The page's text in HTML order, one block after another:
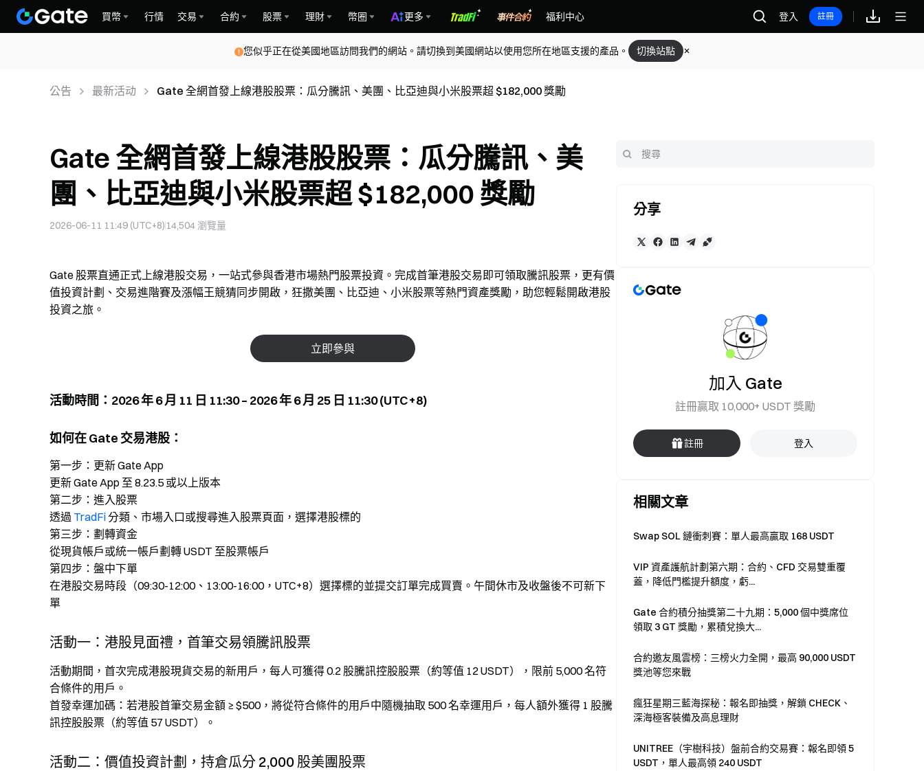
買幣 行情 交易 合約 股票 理財 幣圈 更多 福利中心 登入 註冊
您似乎正在從美國地區訪問我們的網站。請切換到美國網站以使用您所在地區支援的產品。 切換站點
公告 最新活动 Gate 全網首發上線港股股票：瓜分騰訊、美團、比亞迪與小米股票超 $182,000 獎勵
Gate 全網首發上線港股股票：瓜分騰訊、美
團、比亞迪與小米股票超 $182,000 獎勵
2026-06-11 11:49 (UTC+8) 14,504 瀏覽量
Gate 股票直通正式上線港股交易，一站式參與香港市場熱門股票投資。完成首筆港股交易即可領取騰訊股票，更有價
值投資計劃、交易進階賽及漲幅王競猜同步開啟，狂撒美團、比亞迪、小米股票等熱門資產獎勵，助您輕鬆開啟港股
投資之旅。
立即參與
活動時間：2026 年 6 月 11 日 11:30 – 2026 年 6 月 25 日 11:30 (UTC+8)
如何在 Gate 交易港股：
第一步：更新 Gate App
更新 Gate App 至 8.23.5 或以上版本
第二步：進入股票
透過 TradFi分類、市場入口或搜尋進入股票頁面，選擇港股標的
第三步：劃轉資金
從現貨帳戶或統一帳戶劃轉 USDT 至股票帳戶
第四步：盤中下單
在港股交易時段（09:30-12:00、13:00-16:00，UTC+8）選擇標的並提交訂單完成買賣。午間休市及收盤後不可新下
單
活動一：港股見面禮，首筆交易領騰訊股票
活動期間，首次完成港股現貨交易的新用戶，每人可獲得 0.2 股騰訊控股股票（約等值 12 USDT），限前 5,000 名符
合條件的用戶。
首發幸運加碼：若港股首筆交易金額 ≥ $500，將從符合條件的用戶中隨機抽取 500 名幸運用戶，每人額外獲得 1 股騰
訊控股股票（約等值 57 USDT）。
活動二：價值投資計劃，持倉瓜分 2,000 股美團股票
分享
加入 Gate
註冊贏取 10,000+ USDT 獎勵
註冊 登入
相關文章
Swap SOL 鏈衝刺賽：單人最高贏取 168 USDT
VIP 資產護航計劃第六期：合約、CFD 交易雙重覆
蓋，降低門檻提升額度，虧...
Gate 合約積分抽獎第二十九期：5,000 個中獎席位
領取 3 GT 獎勵，累積兌換大...
合約邀友風雲榜：三榜火力全開，最高 90,000 USDT
獎池等您來戰
瘋狂星期三藍海探秘：報名即抽獎，解鎖 CHECK、
深海極客裝備及高息理財
UNITREE（宇樹科技）盤前合約交易賽：報名即領 5
USDT，單人最高領 240 USDT